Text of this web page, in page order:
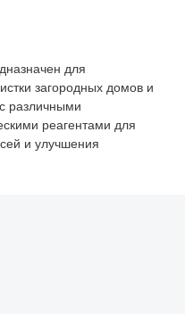
для
загородных домов и
различными
реагентами для
и улучшения